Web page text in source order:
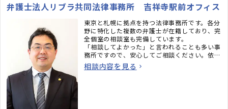
弁護士法人リブラ共同法律事務所 吉祥寺駅前オフィス
東京と札幌に拠点を持つ法律事務所です。各分
野に特化した複数の弁護士が在籍しており、完
全個室の相談室も完備しています。
「相談してよかった」と言われることも多い事
務所ですので、安心してご相談ください。依頼
者の不安を解消することを第一に考え、懇切丁
寧にサポートいたします。
相談内容を見る